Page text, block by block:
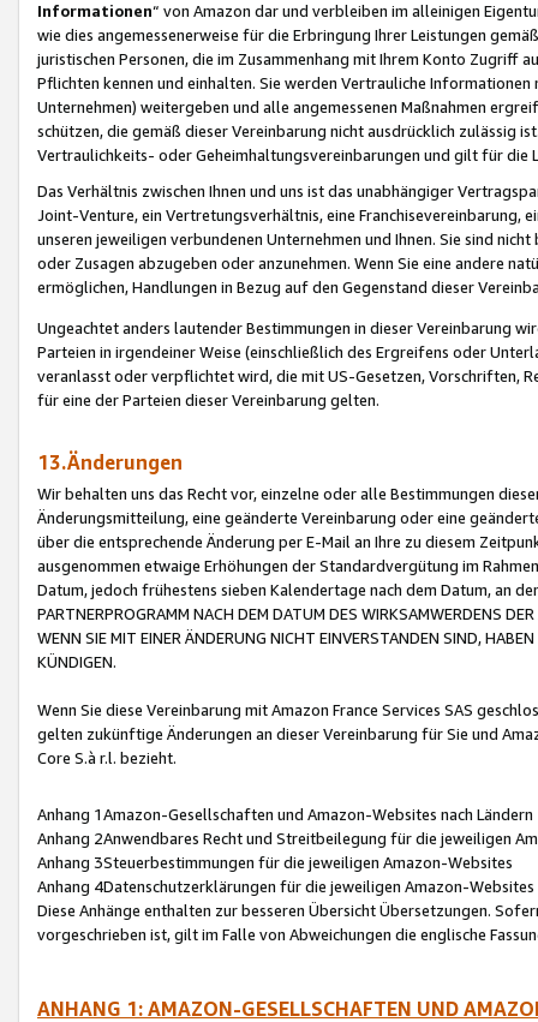
Informationen“ von Amazon dar und verbleiben im alleinigen
wie dies angemessenerweise für die Erbringung Ihrer Leistungen
juristischen Personen, die im Zusammenhang mit Ihrem Konto
Pflichten kennen und einhalten. Sie werden Vertrauliche
Unternehmen) weitergeben und alle angemessenen Maßnahmen
schützen, die gemäß dieser Vereinbarung nicht ausdrücklich zulässig
Vertraulichkeits- oder Geheimhaltungsvereinbarungen und gilt für die
Das Verhältnis zwischen Ihnen und uns ist das unabhängiger
Joint-Venture, ein Vertretungsverhältnis, eine Franchisevereinbarung,
unseren jeweiligen verbundenen Unternehmen und Ihnen. Sie sind
oder Zusagen abzugeben oder anzunehmen. Wenn Sie eine andere
ermöglichen, Handlungen in Bezug auf den Gegenstand dieser
Ungeachtet anders lautender Bestimmungen in dieser Vereinbarung
Parteien in irgendeiner Weise (einschließlich des Ergreifens oder
veranlasst oder verpflichtet wird, die mit US-Gesetzen, Vorschriften,
für eine der Parteien dieser Vereinbarung gelten.
13.Änderungen
Wir behalten uns das Recht vor, einzelne oder alle Bestimmungen
Änderungsmitteilung, eine geänderte Vereinbarung oder eine
über die entsprechende Änderung per E-Mail an Ihre zu diesem
ausgenommen etwaige Erhöhungen der Standardvergütung im
Datum, jedoch frühestens sieben Kalendertage nach dem Datum, an
PARTNERPROGRAMM NACH DEM DATUM DES WIRKSAMWERDENS
WENN SIE MIT EINER ÄNDERUNG NICHT EINVERSTANDEN SIND,
KÜNDIGEN.
Wenn Sie diese Vereinbarung mit Amazon France Services SAS
gelten zukünftige Änderungen an dieser Vereinbarung für Sie und
Core S.à r.l. bezieht.
Anhang 1Amazon-Gesellschaften und Amazon-Websites nach Ländern
Anhang 2Anwendbares Recht und Streitbeilegung für die jeweiligen
Anhang 3Steuerbestimmungen für die jeweiligen Amazon-Websites
Anhang 4Datenschutzerklärungen für die jeweiligen Amazon-Websites
Diese Anhänge enthalten zur besseren Übersicht Übersetzungen.
vorgeschrieben ist, gilt im Falle von Abweichungen die englische
ANHANG 1: AMAZON-GESELLSCHAFTEN UND